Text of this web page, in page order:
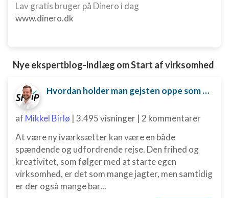
Lav gratis bruger på Dinero i dag
www.dinero.dk
Nye ekspertblog-indlæg om Start af virksomhed
Hvordan holder man gejsten oppe som ny iværksætter?
af Mikkel Birlø | 3.495 visninger | 2 kommentarer
At være ny iværksætter kan være en både
spændende og udfordrende rejse. Den frihed og
kreativitet, som følger med at starte egen
virksomhed, er det som mange jagter, men samtidig
er der også mange bar...
Identificere enheder baseret på aktivt
anmodede oplysninger
Ydeevne
Funktionel
Annoncering / marketing